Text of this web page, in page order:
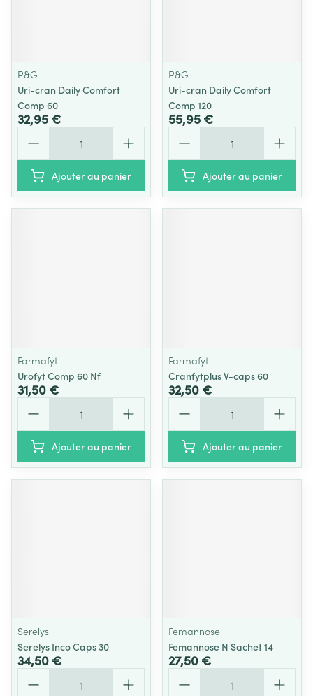
P&G
Uri-cran Daily Comfort
Comp 60
32,95 €
Ajouter au panier
P&G
Uri-cran Daily Comfort
Comp 120
55,95 €
Ajouter au panier
Farmafyt
Urofyt Comp 60 Nf
31,50 €
Ajouter au panier
Farmafyt
Cranfytplus V-caps 60
32,50 €
Ajouter au panier
Serelys
Serelys Inco Caps 30
34,50 €
Femannose
Femannose N Sachet 14
27,50 €